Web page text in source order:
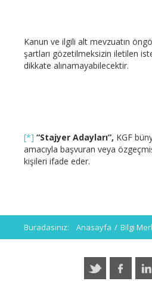
Kanun ve ilgili alt mevzuatın
şartları gözetilmeksizin iletilen
dikkate alınamayabilecektir.
[*] “Stajyer Adayları”, KGF
amacıyla başvuran veya
kişileri ifade eder.
Buradasınız: Anasayfa / Bilgi
Kişisel Verilerin Korunması /
Aydınlatma Metni